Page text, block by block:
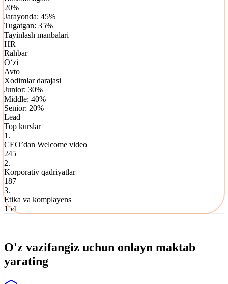
20%
Jarayonda: 45%
Tugatgan: 35%
Tayinlash manbalari
HR
Rahbar
O‘zi
Avto
Xodimlar darajasi
Junior: 30%
Middle: 40%
Senior: 20%
Lead
Top kurslar
1.
CEO’dan Welcome video
245
2.
Korporativ qadriyatlar
187
3.
Etika va komplayens
154
O'z vazifangiz uchun onlayn maktab
yarating